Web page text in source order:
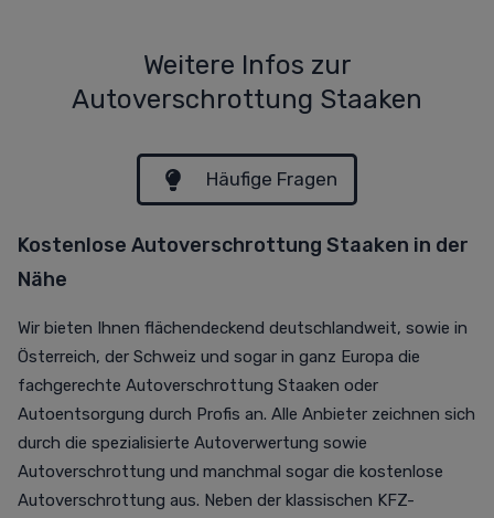
Weitere Infos zur
Autoverschrottung Staaken
Häufige Fragen
Kostenlose Autoverschrottung Staaken in der
Nähe
Wir bieten Ihnen flächendeckend deutschlandweit, sowie in
Österreich, der Schweiz und sogar in ganz Europa die
fachgerechte Autoverschrottung Staaken oder
Autoentsorgung durch Profis an. Alle Anbieter zeichnen sich
durch die spezialisierte Autoverwertung sowie
Autoverschrottung und manchmal sogar die kostenlose
Autoverschrottung aus. Neben der klassischen KFZ-